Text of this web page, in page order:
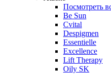
Посмотреть
Be Sun
Cvital
Despigmen
Essentielle
Excellence
Lift Therapy
Oily SK